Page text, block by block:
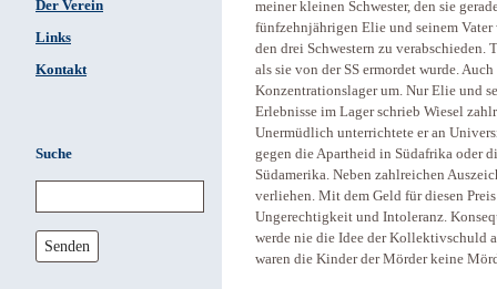
Der Verein
Links
Kontakt
Suche
Senden
meiner kleinen Schwester, den sie
fünfzehnjährigen Elie und seinem
den drei Schwestern zu verabschieden.
als sie von der SS ermordet wurde.
Konzentrationslager um. Nur Elie und
Erlebnisse im Lager schrieb Wiesel
Unermüdlich unterrichtete er an
gegen die Apartheid in Südafrika oder
Südamerika. Neben zahlreichen
verliehen. Mit dem Geld für diesen
Ungerechtigkeit und Intoleranz.
werde nie die Idee der Kollektivschuld
waren die Kinder der Mörder keine